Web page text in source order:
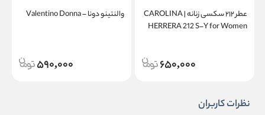
عطر ۲۱۲ سکسی زنانه | CAROLINA
HERRERA 212 S–Y for Women
650,000
والنتینو دونا – Valentino Donna
590,000
نظرات کاربران